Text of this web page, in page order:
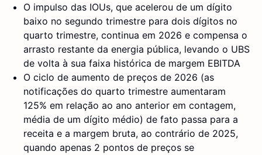
O impulso das IOUs, que acelerou de um dígito
baixo no segundo trimestre para dois dígitos no
quarto trimestre, continua em 2026 e compensa o
arrasto restante da energia pública, levando o UBS
de volta à sua faixa histórica de margem EBITDA
O ciclo de aumento de preços de 2026 (as
notificações do quarto trimestre aumentaram
125% em relação ao ano anterior em contagem,
média de um dígito médio) de fato passa para a
receita e a margem bruta, ao contrário de 2025,
quando apenas 2 pontos de preços se